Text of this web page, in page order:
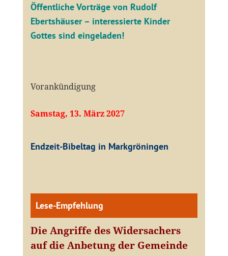
Öffentliche Vorträge von Rudolf
Ebertshäuser – interessierte Kinder
Gottes sind eingeladen!
Vorankündigung
Samstag, 13. März 2027
Endzeit-Bibeltag in Markgröningen
Lese-Empfehlung
Die Angriffe des Widersachers
auf die Anbetung der Gemeinde